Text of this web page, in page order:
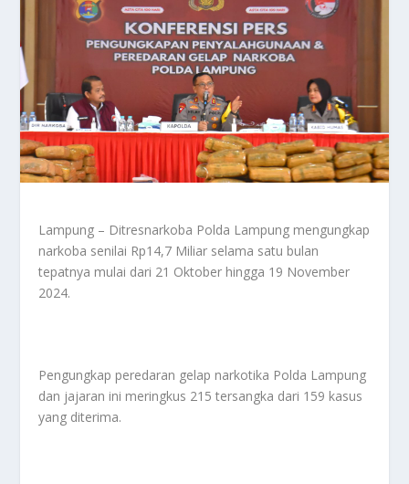
Lampung – Ditresnarkoba Polda Lampung mengungkap
narkoba senilai Rp14,7 Miliar selama satu bulan
tepatnya mulai dari 21 Oktober hingga 19 November
2024.
Pengungkap peredaran gelap narkotika Polda Lampung
dan jajaran ini meringkus 215 tersangka dari 159 kasus
yang diterima.